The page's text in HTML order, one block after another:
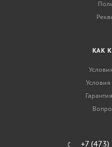
КАК
Условия
+7